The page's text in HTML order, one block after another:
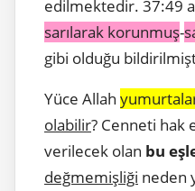
edilmektedir. 37:49
sarılarak korunmuş-
gibi olduğu
Yüce Allah
olabilir? Cenneti hak
verilecek olan bu
değmemişliği neden